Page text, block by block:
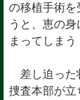
の移植手術を
うと、恵の
まってしまう
差し迫った
捜査本部が立